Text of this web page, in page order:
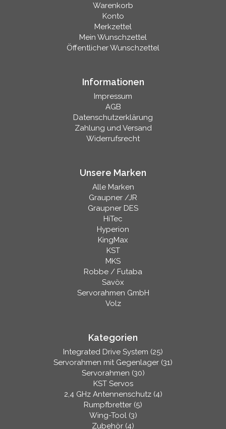
Warenkorb
Konto
Merkzettel
Mein Wunschzettel
Öffentlicher Wunschzettel
Informationen
Impressum
AGB
Datenschutzerklärung
Zahlung und Versand
Widerrufsrecht
Unsere Marken
Alle Marken
Graupner /JR
Graupner DES
HiTec
Hyperion
KingMax
KST
MKS
Robbe / Futaba
Savöx
Servorahmen GmbH
Volz
Kategorien
Integrated Drive System (25)
Servorahmen mit Gegenlager (31)
Servorahmen (30)
KST Servos
2,4 GHz Antennenschutz (4)
Rumpfbretter (5)
Wing-Tool (3)
Zubehör (4)